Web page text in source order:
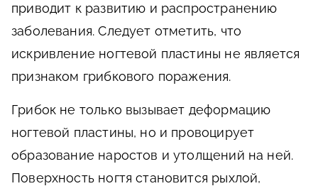
приводит к развитию и распространению
заболевания. Следует отметить, что
искривление ногтевой пластины не является
признаком грибкового поражения.
Грибок не только вызывает деформацию
ногтевой пластины, но и провоцирует
образование наростов и утолщений на ней.
Поверхность ногтя становится рыхлой,